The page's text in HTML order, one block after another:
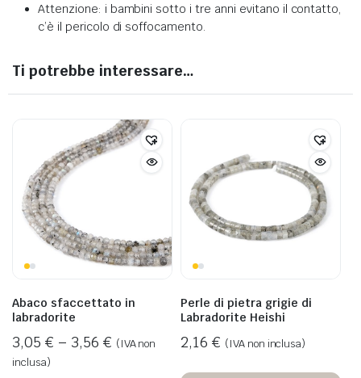
Attenzione: i bambini sotto i tre anni evitano il contatto,
c’è il pericolo di soffocamento.
Ti potrebbe interessare…
Abaco sfaccettato in
labradorite
3,05 € – 3,56 € (IVA non
inclusa)
Perle di pietra grigie di
Labradorite Heishi
2,16 € (IVA non inclusa)